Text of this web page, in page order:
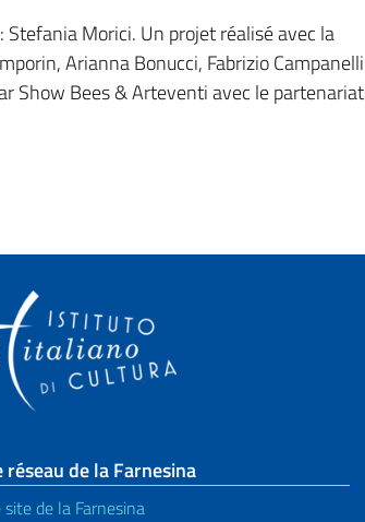
Stefania Morici. Un projet réalisé avec la
Arianna Bonucci, Fabrizio Campanelli
Show Bees & Arteventi avec le partenariat
réseau de la Farnesina
site de la Farnesina